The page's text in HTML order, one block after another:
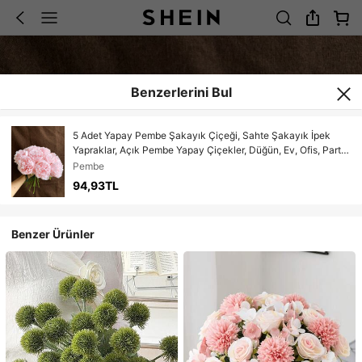
Benzerlerini Bul
5 Adet Yapay Pembe Şakayık Çiçeği, Sahte Şakayık İpek
Yapraklar, Açık Pembe Yapay Çiçekler, Düğün, Ev, Ofis, Parti,
Pencere Önü Süsü, Masa Ortası Süsü, DIY Gelin Buketi,
Kemer Süsü, İç ve Dış Mekan Bahçe Bahar Yapay Çiçek
Dekorasyonu, Sevgililer Günü, Anneler Günü, Yıldönümü
Pembe
94,93TL
Benzer Ürünler